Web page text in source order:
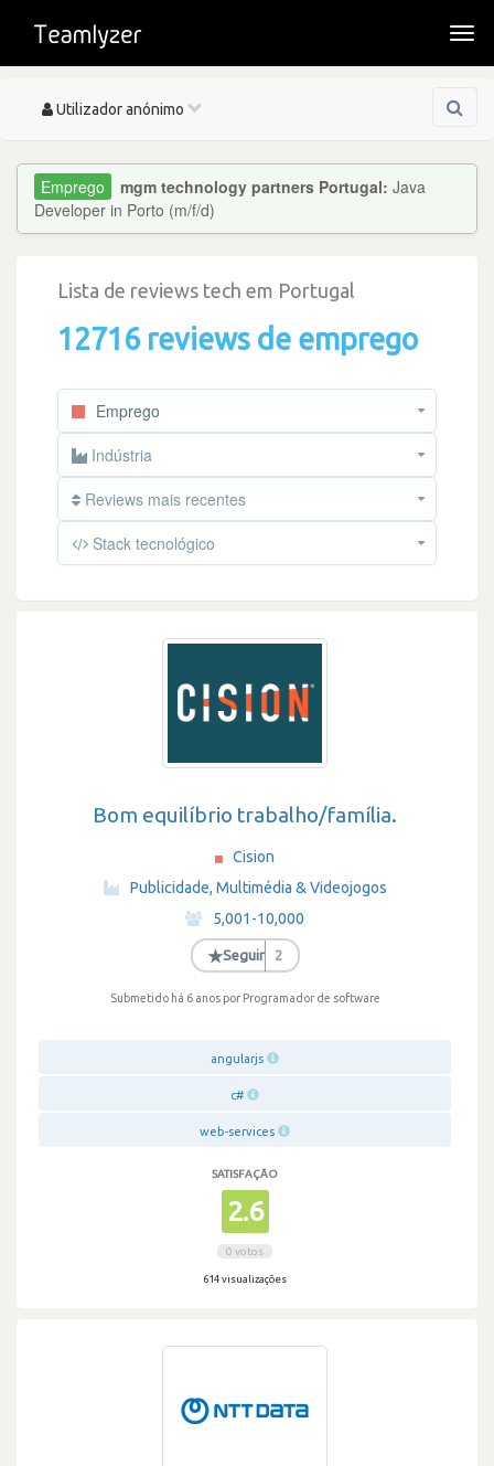
Toggle
Utilizador anónimo
mgm technology partners Portugal: Java
Developer in Porto (m/f/d)
Lista de reviews tech em Portugal
12716 reviews de emprego
Emprego
Indústria
Reviews mais recentes
Stack tecnológico
Bom equilíbrio trabalho/família.
Cision
·
Publicidade, Multimédia & Videojogos
·
5,001-10,000
·
★Seguir 2
Submetido há 6 anos por Programador de software
angularjs
c#
web-services
SATISFAÇÃO
2.6
0 votos
614 visualizações